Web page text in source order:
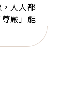
人人都
嚴」能